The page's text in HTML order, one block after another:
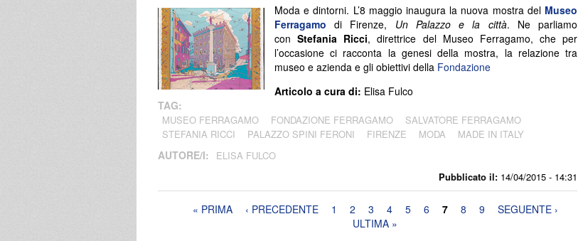
Pubblicato il: 14/04/2015 - 14:31
Moda e dintorni. L’8 maggio inaugura la nuova mostra del Museo
Ferragamo di Firenze, Un Palazzo e la città. Ne parliamo
conStefania Ricci, direttrice del Museo Ferragamo, che per
l’occasione ci racconta la genesi della mostra, la relazione tra
museo e azienda e gli obiettivi della Fondazione
Articolo a cura di: Elisa Fulco
TAG:
MUSEO FERRAGAMO FONDAZIONE FERRAGAMO
SALVATORE FERRAGAMO
STEFANIA RICCI
PALAZZO SPINI FERONI FIRENZE MODA MADE IN ITALY
AUTORE/I: ELISA FULCO
Pagine« PRIMA ‹ PRECEDENTE 1 2 3 4 5 6 7 8 9
SEGUENTE ›
ULTIMA »